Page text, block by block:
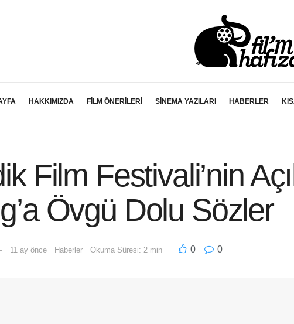
HAKKIMIZDA FİLM ÖNERİLERİ SİNEMA YAZILARI HABERLER
Film Festivali’nin
Övgü Dolu Sözler
11 ay önce Haberler Okuma Süresi: 2 min 0 0